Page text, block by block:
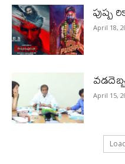
పుష్ప
April 18,
April 15,